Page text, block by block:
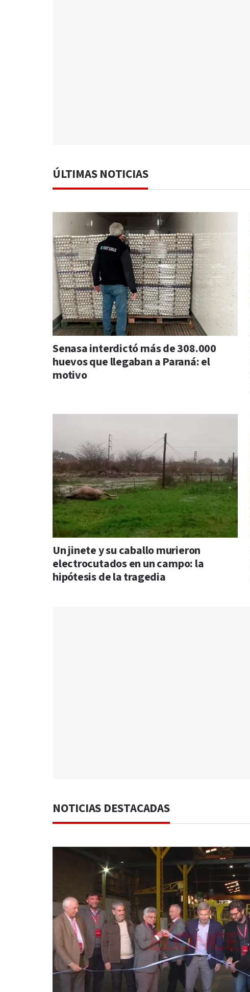
ÚLTIMAS NOTICIAS
Senasa interdictó más de 308.000
huevos que llegaban a Paraná: el
motivo
Un jinete y su caballo murieron
electrocutados en un campo: la
hipótesis de la tragedia
NOTICIAS DESTACADAS